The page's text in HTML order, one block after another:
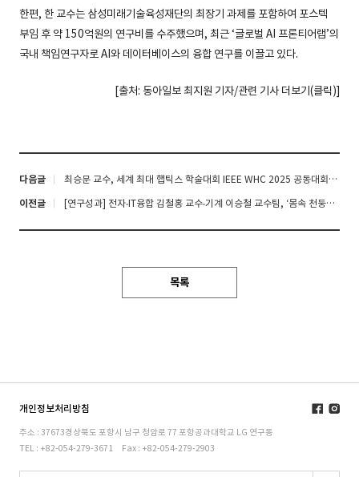
한편, 한 교수는 삼성미래기술육성재단의 최장기 과제를 포함하여 포스텍
부임 후 약 150억원의 연구비를 수주했으며, 최근 ‘글로벌 AI 프론티어랩’의
국내 책임연구자로 AI와 데이터베이스의 융합 연구를 이끌고 있다.
[출처: 동아일보 최지원 기자/관련 기사 더보기(클릭)]
다음글 최승문 교수, 세계 최대 햅틱스 학술대회 IEEE WHC 2025 공동대회장으로 활약
이전글 [연구성과] 전자‧IT융합 김철홍 교수‧기계 이승철 교수팀, ‘몸속 천둥번개’, 딥러닝으로 더 빠르고 선명하게 혈관을 찍는다
목록
개인정보처리방침
주소 : 37673경상북도 포항시 남구 청암로 77 포항공과대학교 LG 연구동
TEL : +82-054-279-3671
Fax : +82-054-279-2903